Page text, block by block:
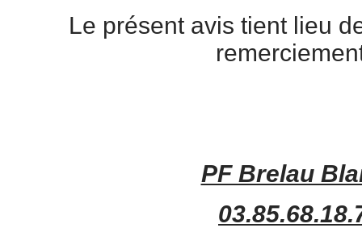
Le présent avis tient lieu
PF Brelau